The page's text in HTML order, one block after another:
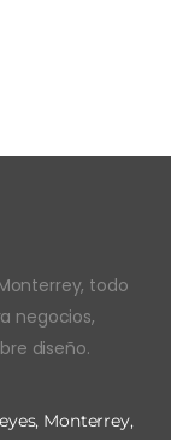
todo
negocios,
diseño.
Monterrey,